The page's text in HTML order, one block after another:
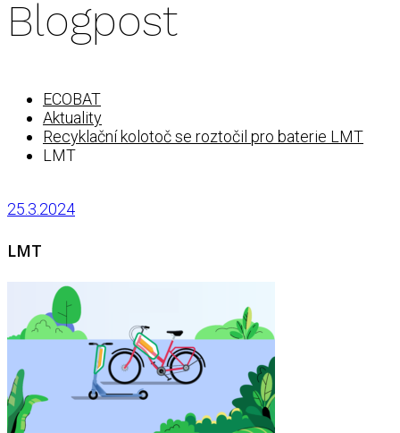
Blogpost
ECOBAT
Aktuality
Recyklační kolotoč se roztočil pro baterie LMT
LMT
25.3.2024
LMT